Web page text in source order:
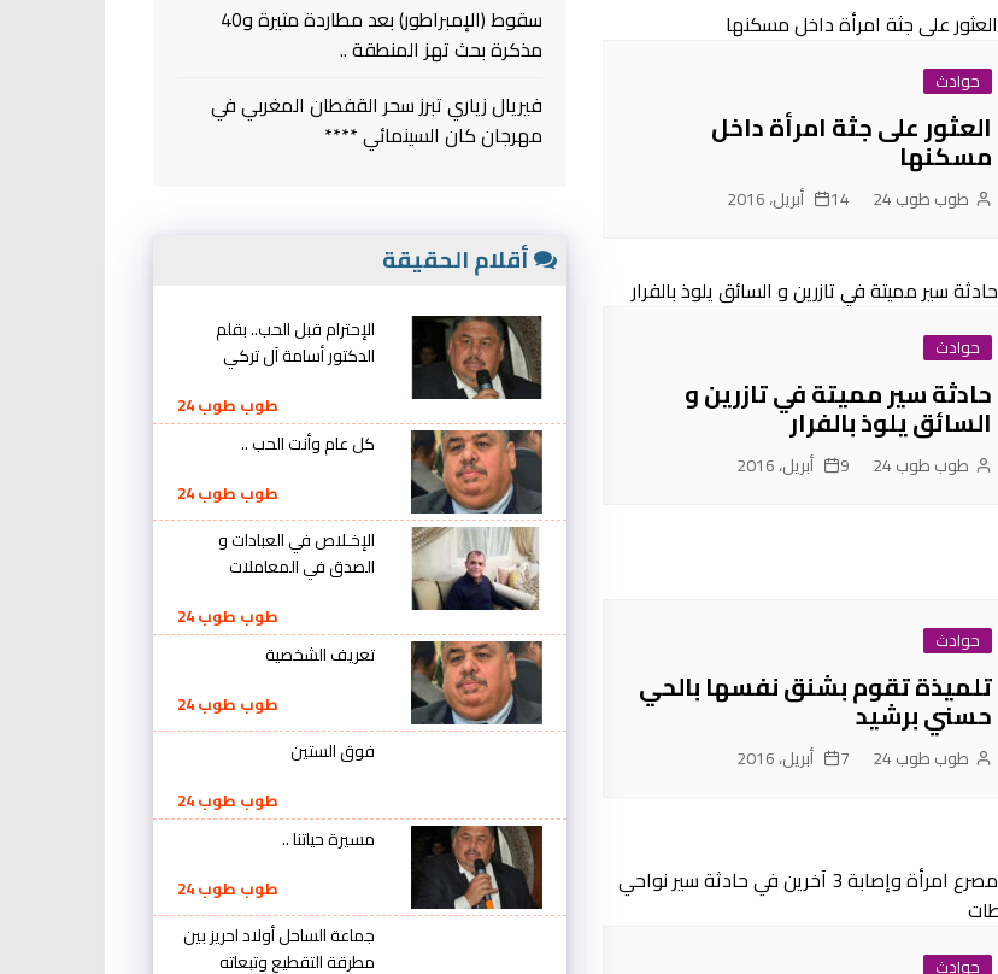
حوادث
العثور على جثة امرأة داخل
مسكنها
طوب طوب 24 14 أبريل، 2016
حوادث
حادثة سير مميتة في تازرين و
السائق يلوذ بالفرار
طوب طوب 24 9 أبريل، 2016
حوادث
تلميذة تقوم بشنق نفسها بالحي
حسني برشيد
طوب طوب 24 7 أبريل، 2016
حوادث
سقوط (الإمبراطور) بعد مطاردة متيرة و40
مذكرة بحث تهز المنطقة ..
فيريال زياري تبرز سحر القفطان المغربي في
مهرجان كان السينمائي ****
أقلام الحقيقة
الإحترام قبل الحب.. بقلم
الدكتور أسامة آل تركي
طوب طوب 24
كل عام وأنت الحب ..
طوب طوب 24
الإخـلاص في العبادات و
الصدق في المعاملات
طوب طوب 24
تعريف الشخصية
طوب طوب 24
فوق الستين
طوب طوب 24
مسيرة حياتنا ..
طوب طوب 24
جماعة الساحل أولاد احريز بين
مطرقة التقطيع وتبعاته